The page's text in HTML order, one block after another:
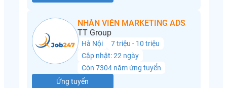
NHÂN VIÊN MARKETING ADS
TT Group
Hà Nội
7 triệu - 10 triệu
Cập nhật: 22 ngày
Còn 7304 năm ứng tuyển
Ứng tuyển